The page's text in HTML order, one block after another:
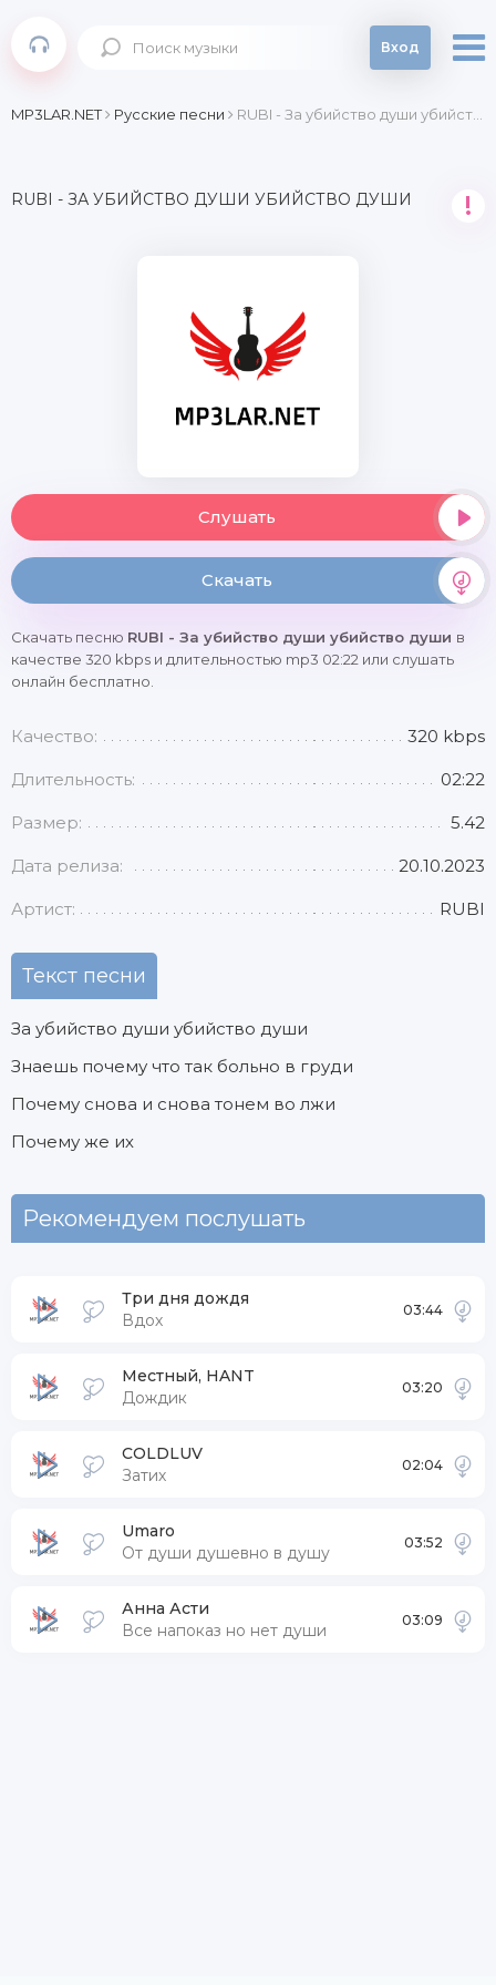
Вход
MP3LAR.NET Русские песни RUBI - За убийство души убийство души
RUBI - ЗА УБИЙСТВО ДУШИ УБИЙСТВО ДУШИ !
Слушать
Скачать
Скачать песню RUBI - За убийство души убийство души в
качестве 320 kbps и длительностью mp3 02:22 или слушать
онлайн бесплатно.
Качество: 320 kbps
Длительность: 02:22
Размер: 5.42
Дата релиза: 20.10.2023
Артист: RUBI
Текст песни
За убийство души убийство души
Знаешь почему что так больно в груди
Почему снова и снова тонем во лжи
Почему же их
Рекомендуем послушать
Три дня дождя
Вдох
03:44
Местный, HANT
Дождик
03:20
COLDLUV
Затих
02:04
Umaro
От души душевно в душу
03:52
Анна Асти
Все напоказ но нет души
03:09